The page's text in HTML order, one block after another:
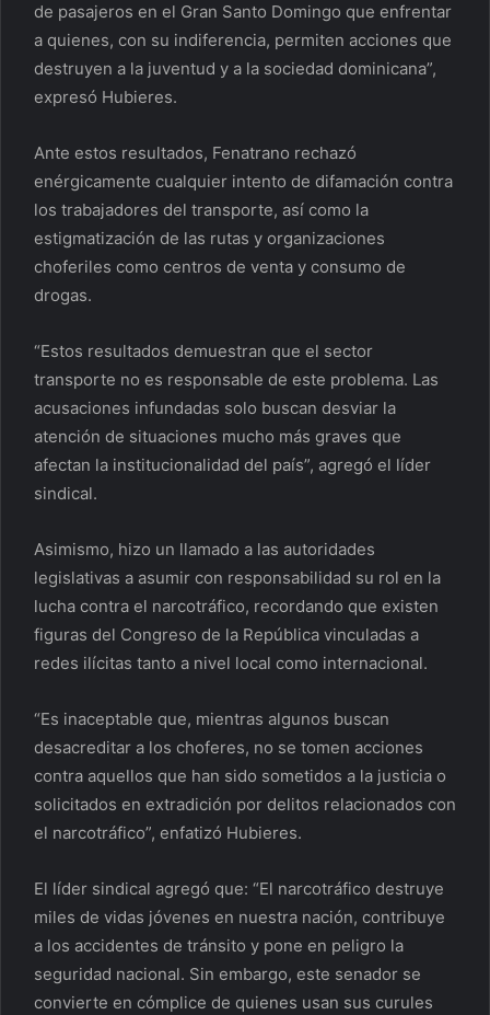
de pasajeros en el Gran Santo Domingo que enfrentar
a quienes, con su indiferencia, permiten acciones que
destruyen a la juventud y a la sociedad dominicana”,
expresó Hubieres.
Ante estos resultados, Fenatrano rechazó
enérgicamente cualquier intento de difamación contra
los trabajadores del transporte, así como la
estigmatización de las rutas y organizaciones
choferiles como centros de venta y consumo de
drogas.
“Estos resultados demuestran que el sector
transporte no es responsable de este problema. Las
acusaciones infundadas solo buscan desviar la
atención de situaciones mucho más graves que
afectan la institucionalidad del país”, agregó el líder
sindical.
Asimismo, hizo un llamado a las autoridades
legislativas a asumir con responsabilidad su rol en la
lucha contra el narcotráfico, recordando que existen
figuras del Congreso de la República vinculadas a
redes ilícitas tanto a nivel local como internacional.
“Es inaceptable que, mientras algunos buscan
desacreditar a los choferes, no se tomen acciones
contra aquellos que han sido sometidos a la justicia o
solicitados en extradición por delitos relacionados con
el narcotráfico”, enfatizó Hubieres.
El líder sindical agregó que: “El narcotráfico destruye
miles de vidas jóvenes en nuestra nación, contribuye
a los accidentes de tránsito y pone en peligro la
seguridad nacional. Sin embargo, este senador se
convierte en cómplice de quienes usan sus curules